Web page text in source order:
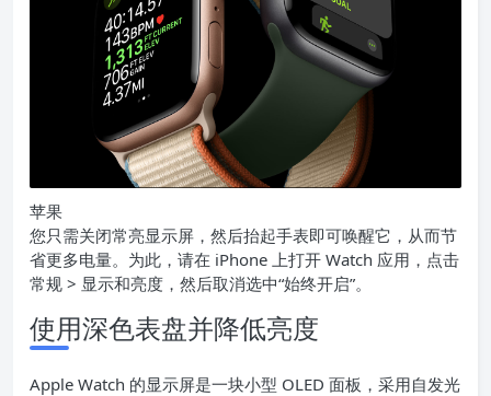
苹果
您只需关闭常亮显示屏，然后抬起手表即可唤醒它，从而节
省更多电量。为此，请在 iPhone 上打开 Watch 应用，点击
常规 > 显示和亮度，然后取消选中“始终开启”。
使用深色表盘并降低亮度
Apple Watch 的显示屏是一块小型 OLED 面板，采用自发光